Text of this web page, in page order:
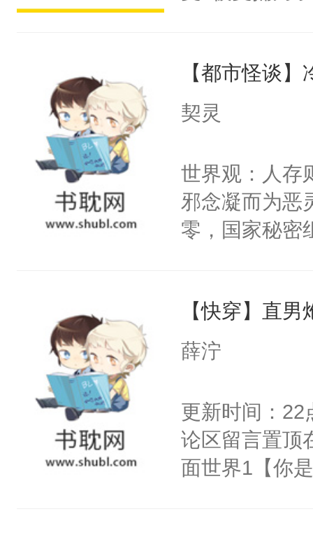
小白莲：“嘤
胡说，我没碰
不愧是大佬，
悉，嗷？这不
可以先看仙帝
了一颗红色的
人，最终坐上
病，一个个
上了还是无动
间变脸背叛他
的恶事他都对
一个权力滔天
右男主又报
他说：【您
年，存活下
再说一遍。】
【都市怪谈
契灵
世界观：人存
邪念凝而为恶
零，国家秘密
子嗣）。盘
孤独成性，被
嘴硬心软、宠
他才发现：他
氓，本体是全
来想逗逗人类
【快穿】直
薛泞
更新时间：22
论区留言置顶
面世界1【你